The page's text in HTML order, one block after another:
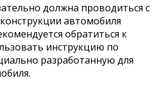
должна проводиться с
автомобиля
обратиться к
инструкцию по
разработанную для